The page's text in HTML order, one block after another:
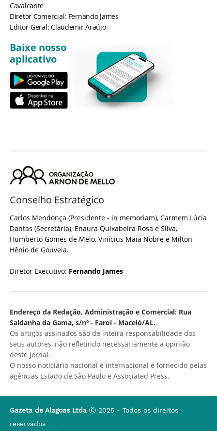
Cavalcante
Diretor Comercial: Fernando James
Editor-Geral: Claudemir Araújo
Baixe nosso
aplicativo
Conselho Estratégico
Carlos Mendonça (Presidente - in memoriam), Carmem Lúcia
Dantas (Secretária), Enaura Quixabeira Rosa e Silva,
Humberto Gomes de Melo, Vinícius Maia Nobre e Milton
Hênio de Gouveia.
Diretor Executivo: Fernando James
Endereço da Redação, Administração e Comercial: Rua
Saldanha da Gama, s/nº - Farol - Maceió/AL.
Os artigos assinados são de inteira responsabilidade dos
seus autores, não refletindo necessariamente a opinião
deste jornal.
O nosso noticiário nacional e internacional é fornecido pelas
agências Estado de São Paulo e Associated Press.
Gazeta de Alagoas Ltda Ⓒ 2025 - Todos os direitos
reservados